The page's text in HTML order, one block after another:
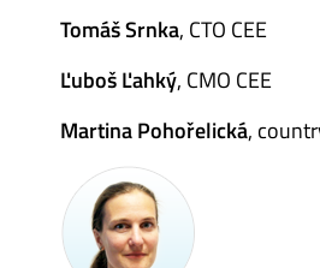
Tomáš Srnka, CTO CEE
Ľuboš Ľahký, CMO CEE
Martina Pohořelická,